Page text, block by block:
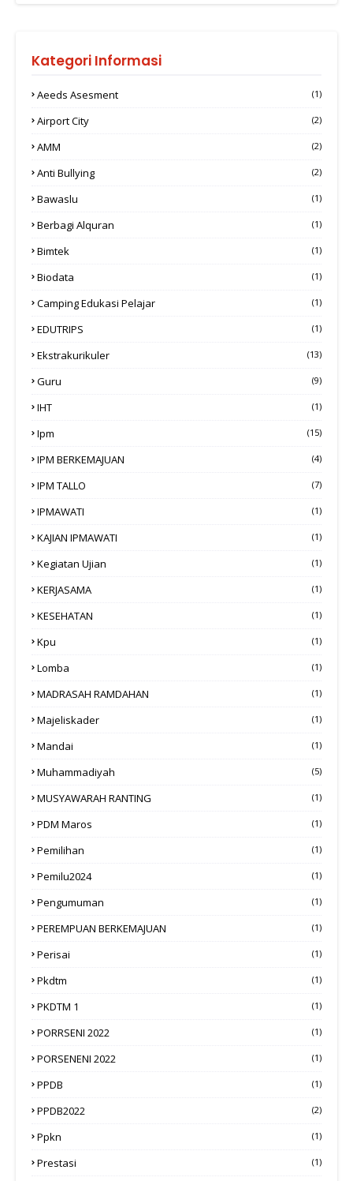
Kategori Informasi
Aeeds Asesment (1)
Airport City (2)
AMM (2)
Anti Bullying (2)
Bawaslu (1)
Berbagi Alquran (1)
Bimtek (1)
Biodata (1)
Camping Edukasi Pelajar (1)
EDUTRIPS (1)
Ekstrakurikuler (13)
Guru (9)
IHT (1)
Ipm (15)
IPM BERKEMAJUAN (4)
IPM TALLO (7)
IPMAWATI (1)
KAJIAN IPMAWATI (1)
Kegiatan Ujian (1)
KERJASAMA (1)
KESEHATAN (1)
Kpu (1)
Lomba (1)
MADRASAH RAMDAHAN (1)
Majeliskader (1)
Mandai (1)
Muhammadiyah (5)
MUSYAWARAH RANTING (1)
PDM Maros (1)
Pemilihan (1)
Pemilu2024 (1)
Pengumuman (1)
PEREMPUAN BERKEMAJUAN (1)
Perisai (1)
Pkdtm (1)
PKDTM 1 (1)
PORRSENI 2022 (1)
PORSENENI 2022 (1)
PPDB (1)
PPDB2022 (2)
Ppkn (1)
Prestasi (1)